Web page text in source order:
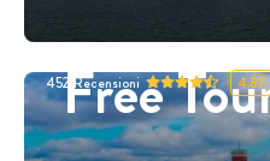
Free
452 Recensioni 4.87